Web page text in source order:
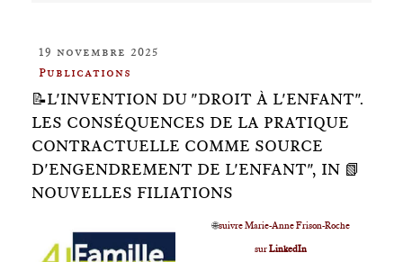
19 novembre 2025
Publications
📝L'INVENTION DU "DROIT À L'ENFANT".
LES CONSÉQUENCES DE LA PRATIQUE
CONTRACTUELLE COMME SOURCE
D'ENGENDREMENT DE L'ENFANT", IN 📗
NOUVELLES FILIATIONS
🌐suivre Marie-Anne Frison-Roche
surLinkedIn